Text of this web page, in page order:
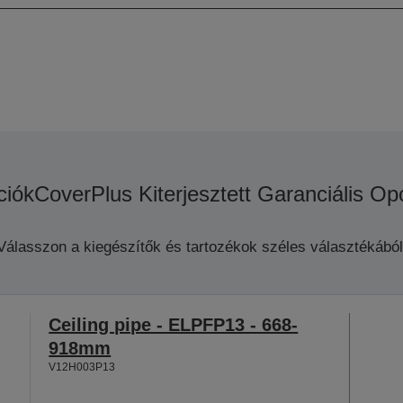
CoverPlus Kiterjesztett Garanciális
a kiegészítők és tartozékok széles
Ceiling pipe - ELPFP13 - 668-
918mm
V12H003P13